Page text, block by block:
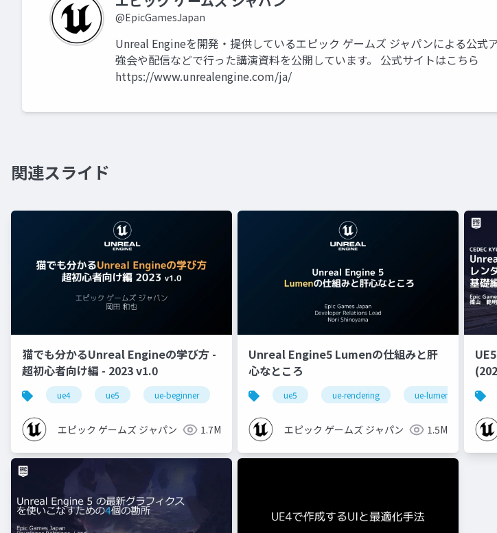
@EpicGamesJapan
Unreal Engineを開発・提供しているエピック ゲームズ ジャパンによる公式
強会や配信などで行った講演資料を公開しています。 公式サイトはこちら
https://www.unrealengine.com/ja/
関連スライド
猫でも分かるUnreal Engineの学び方 -
超初心者向け編 - 2023 v1.0
ue4 ue5 ue-beginner
エピック ゲームズ ジャパン 1.7M
Unreal Engine5 Lumenの仕組みと肝
心なところ
ue5 ue-rendering ue-lumen
エピック ゲームズ ジャパン 1.5M
(2024) 基礎編！